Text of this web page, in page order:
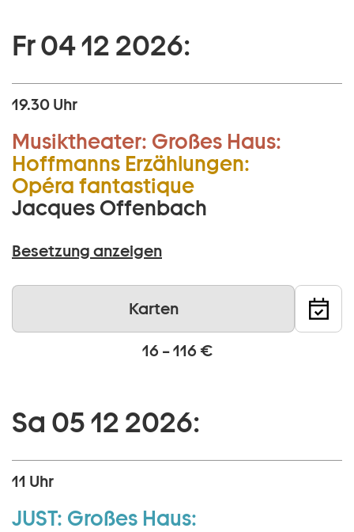
Fr 04 12 2026:
19.30 Uhr
Musiktheater: Großes Haus:
Hoffmanns Erzählungen:
Opéra fantastique
Jacques Offenbach
Besetzung anzeigen
Karten
16 – 116 €
Sa 05 12 2026:
11 Uhr
JUST: Großes Haus: